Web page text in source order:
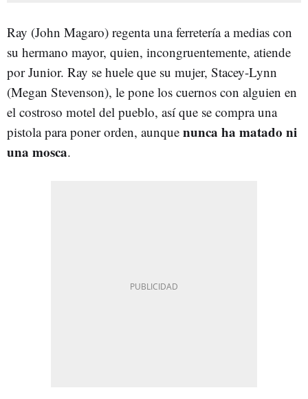
Ray (John Magaro) regenta una ferretería a medias con
su hermano mayor, quien, incongruentemente, atiende
por Junior. Ray se huele que su mujer, Stacey-Lynn
(Megan Stevenson), le pone los cuernos con alguien en
el costroso motel del pueblo, así que se compra una
pistola para poner orden, aunque nunca ha matado ni
una mosca.